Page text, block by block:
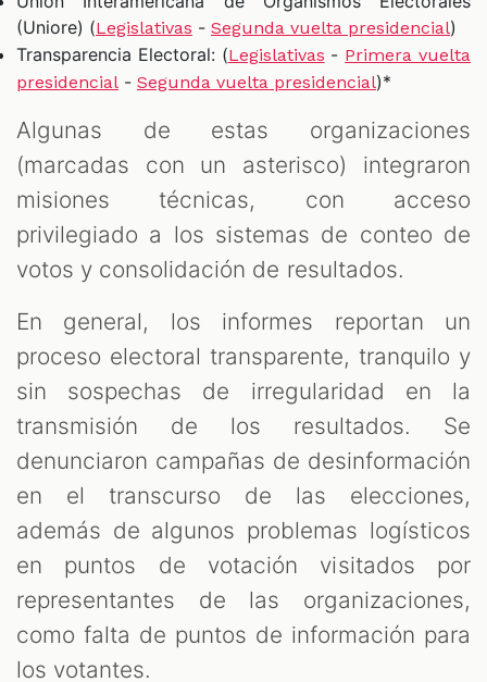
(Uniore) (Legislativas - Segunda vuelta presidencial)
Transparencia Electoral: (Legislativas - Primera vuelta
presidencial - Segunda vuelta presidencial)*
Algunas de estas organizaciones
(marcadas con un asterisco) integraron
misiones técnicas, con acceso
privilegiado a los sistemas de conteo de
votos y consolidación de resultados.
En general, los informes reportan un
proceso electoral transparente, tranquilo y
sin sospechas de irregularidad en la
transmisión de los resultados. Se
denunciaron campañas de desinformación
en el transcurso de las elecciones,
además de algunos problemas logísticos
en puntos de votación visitados por
representantes de las organizaciones,
como falta de puntos de información para
los votantes.